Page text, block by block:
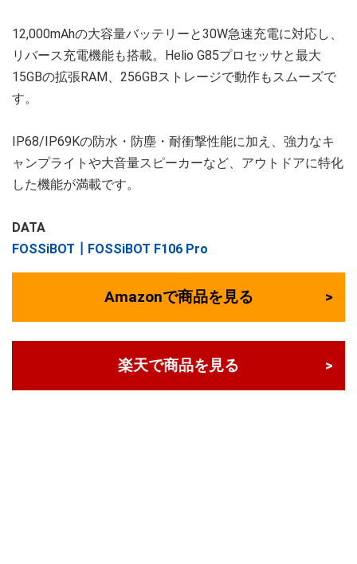
12,000mAhの大容量バッテリーと30W急速充電に対応し、
リバース充電機能も搭載。Helio G85プロセッサと最大
15GBの拡張RAM、256GBストレージで動作もスムーズで
す。
IP68/IP69Kの防水・防塵・耐衝撃性能に加え、強力なキ
ャンプライトや大音量スピーカーなど、アウトドアに特化
した機能が満載です。
DATA
FOSSiBOT┃FOSSiBOT F106 Pro
Amazonで商品を見る
楽天で商品を見る